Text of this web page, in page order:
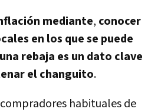
mediante, conocer
en los que se puede
rebaja es un dato clave
el changuito.
habituales de